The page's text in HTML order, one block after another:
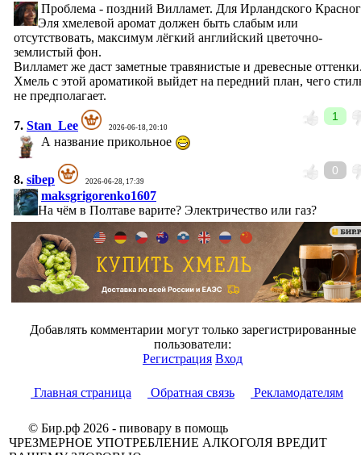
Проблема - поздний Вилламет. Для Ирландского
Эля хмелевой аромат должен быть слабым или
отсутствовать, максимум лёгкий английский цветочно-
землистый фон.
Вилламет же даст заметные травянистые и древесные
Хмель с этой ароматикой выйдет на передний план, чего
не предполагает.
1
7. Stan_Lee 2026-06-18, 20:10
А название прикольное
0
8. sibep 2026-06-28, 17:39
maksgrigorenko1607
На чём в Полтаве варите? Электричество или газ?
Добавлять комментарии могут только зарегистрированные
пользователи:
Регистрация Вход
Главная страница Обратная связь Рекламодателям
© Бир.рф 2026 - пивовару в помощь
ЧРЕЗМЕРНОЕ УПОТРЕБЛЕНИЕ АЛКОГОЛЯ ВРЕДИТ